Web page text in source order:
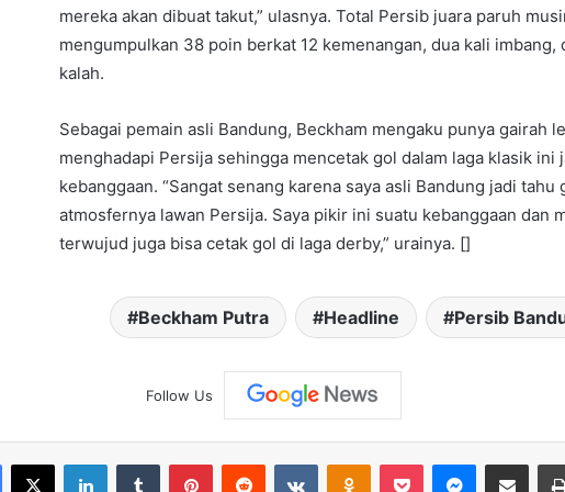
mereka akan dibuat takut,” ulasnya. Total Persib juara paruh
mengumpulkan 38 poin berkat 12 kemenangan, dua kali imbang,
kalah.
Sebagai pemain asli Bandung, Beckham mengaku punya gairah
menghadapi Persija sehingga mencetak gol dalam laga klasik ini
kebanggaan. “Sangat senang karena saya asli Bandung jadi tahu
atmosfernya lawan Persija. Saya pikir ini suatu kebanggaan dan
terwujud juga bisa cetak gol di laga derby,” urainya. []
Beckham Putra Headline Persib
Follow Us
Facebook
X LinkedInTumblr PinterestReddit VKontakteOdnoklassniki
Pocket Messenger
Share via Email